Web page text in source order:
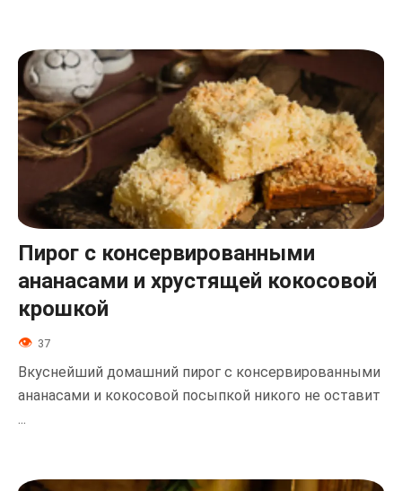
Пирог с консервированными
ананасами и хрустящей кокосовой
крошкой
37
Вкуснейший домашний пирог с консервированными
ананасами и кокосовой посыпкой никого не оставит
...